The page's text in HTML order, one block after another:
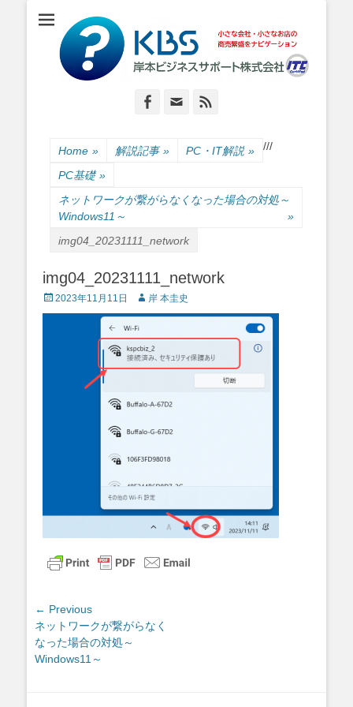
岸本ビジネスサポ
ート株式会社
小さな会社・小さなお店のIT経営をナビゲーション
Facebook
Email
Home » 解説記事 » /
PC・IT解説 » /
PC基礎 »
/
ネットワークが繋がらなくなった場合の対処～
Windows11～
»
img04_20231111_network
img04_20231111_network
Posted
on
2023年11月11日 Author
岸 本圭史
投
稿
ナ
ビ
← Previous
Previous
post:
ネットワークが繋がらなく
なった場合の対処～
Windows11～